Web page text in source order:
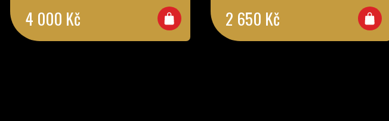
4 000 Kč 2 650 Kč